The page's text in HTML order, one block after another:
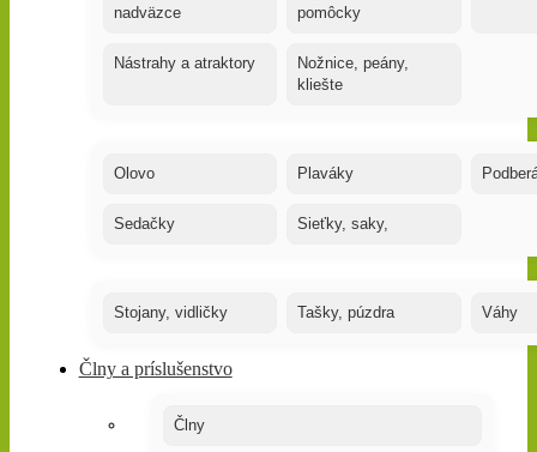
nadväzce
pomôcky
Nástrahy a atraktory
Nožnice, peány,
kliešte
Olovo Plaváky
Sedačky Sieťky, saky,
Stojany, vidličky Tašky, púzdra Váhy
Člny a príslušenstvo
Člny